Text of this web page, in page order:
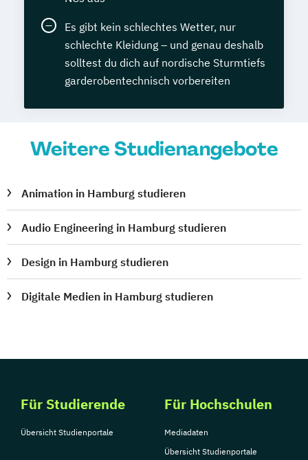
Es gibt kein schlechtes Wetter, nur
schlechte Kleidung – und genau deshalb
solltest du dich auf nordische Sturmtiefs
garderobentechnisch vorbereiten
Weitere Studienangebote
Animation in Hamburg studieren
Audio Engineering in Hamburg studieren
Design in Hamburg studieren
Digitale Medien in Hamburg studieren
Für Studierende
Übersicht Studienportale
Für Hochschulen
Mediadaten
Übersicht Studienportale